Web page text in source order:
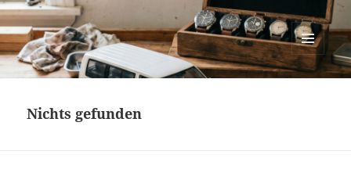
cartastrophy.at
MENÜ
UND
Nichts gefunden